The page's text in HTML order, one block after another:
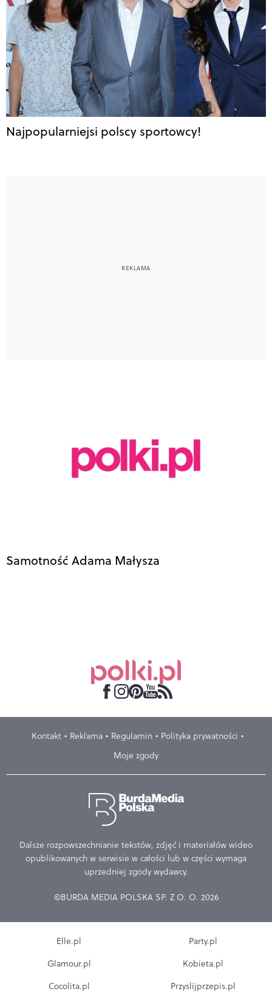
Najpopularniejsi polscy sportowcy!
Samotność Adama Małysza
Kontakt Reklama Regulamin
Polityka prywatności
Moje zgody
Dalsze rozpowszechnianie tekstów, zdjęć i materiałów wideo
opublikowanych w serwisie w całości lub w części wymaga
uprzedniej zgody wydawcy.
©BURDA MEDIA POLSKA SP. Z O. O. 2026
Elle.pl
Glamour.pl
Cocolita.pl
Party.pl
Kobieta.pl
Przyslijprzepis.pl